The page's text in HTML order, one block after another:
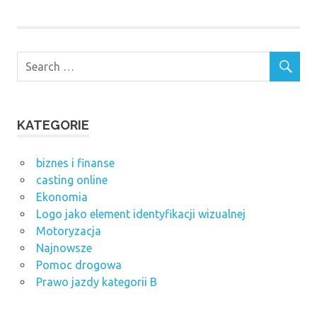
KATEGORIE
biznes i finanse
casting online
Ekonomia
Logo jako element identyfikacji wizualnej
Motoryzacja
Najnowsze
Pomoc drogowa
Prawo jazdy kategorii B